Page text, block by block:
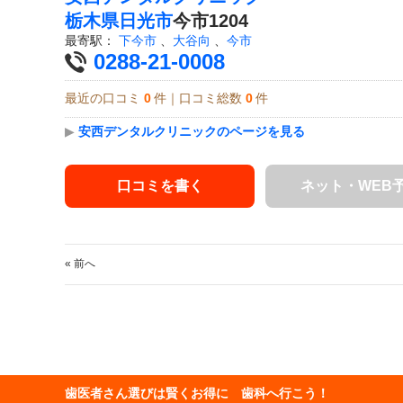
栃木県 日光市今市1204
最寄駅： 下今市 大谷向 今市
0288-21-0008
最近の口コミ 0 件｜口コミ総数 0 件
▶ 安西デンタルクリニックのページを見る
口コミを書く ネット・WEB
« 前へ
歯医者さん選びは賢くお得に 歯科へ行こう！